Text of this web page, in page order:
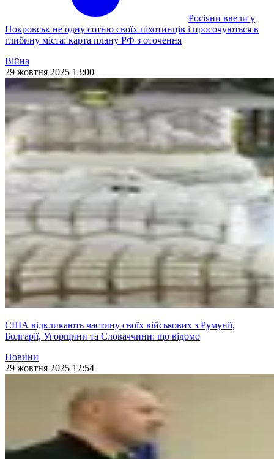
Росіяни ввели у
Покровськ не одну сотню своїх піхотинців і просочуються в
глибину міста: карта плану РФ з оточення
Війна
29 жовтня 2025 13:00
США відкликають частину своїх військових з Румунії,
Болгарії, Угорщини та Словаччини: що відомо
Новини
29 жовтня 2025 12:54